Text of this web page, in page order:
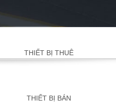
THIẾT BỊ THUÊ
THIẾT BỊ BÁN